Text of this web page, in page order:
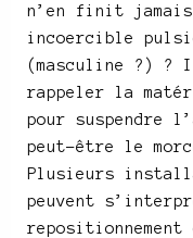
n’en finit
incoercible
(masculine ?) ?
rappeler la
pour suspendre
peut-être le
Plusieurs
peuvent